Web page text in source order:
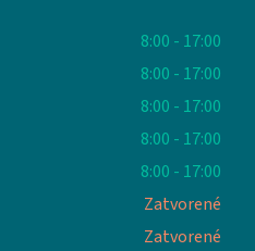
8:00 - 17:00
8:00 - 17:00
8:00 - 17:00
8:00 - 17:00
8:00 - 17:00
Zatvorené
Zatvorené